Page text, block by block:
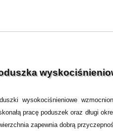
wysokociśnieniowe
pracę poduszek oraz długi
zapewnia dobrą